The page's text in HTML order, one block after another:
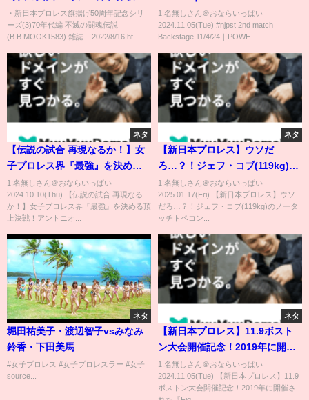
①Jimmy Suzukiチャンネル
・新日本プロレス旗揚げ50周年記念シリ
ーズ(3)70年代編 不滅の闘魂伝説
(B.B.MOOK1583) 雑誌 – 2022/8/16 ht...
～SUPER Jr. TAG LEAGUE
2024～ 第2試合 Backstage
1:名無しさん＠おならいっぱい
2024.11.05(Tue) #njpst 2nd match
Backstage 11/4/24｜POWE...
ネタ
【伝説の試合 再現なるか！】女
子プロレス界『最強』を決める
頂上決戦！アントニオ猪木の闘
魂を背負うSareeeが令和の怪物
女子レスラーと運命の防衛戦！
ニバースで配信中＞
1:名無しさん＠おならいっぱい
2024.10.10(Thu) 【伝説の試合 再現なる
か！】女子プロレス界『最強』を決める頂
上決戦！アントニオ...
ネタ
【新日本プロレス】ウソだ
ろ…？！ジェフ・コブ(119kg)の
ノータッチトペコンヒーロ！
#shorts
1:名無しさん＠おならいっぱい
2025.01.17(Fri) 【新日本プロレス】ウソ
だろ…？！ジェフ・コブ(119kg)のノータ
ッチトペコン...
ネタ
堀田祐美子・渡辺智子vsみなみ
鈴香・下田美馬
#女子プロレス #女子プロレスラー #女子
source...
ネタ
【新日本プロレス】11.9ボスト
ン大会開催記念！2019年に開催
された『Fighting Spirit
Unleashed』ボストン大会をフ
ルで期間限定無料配信！
1:名無しさん＠おならいっぱい
2024.11.05(Tue) 【新日本プロレス】11.9
ボストン大会開催記念！2019年に開催さ